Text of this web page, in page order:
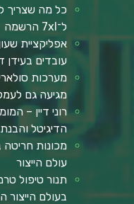
כל מה שצריך
ל־7xl הרשמה
אפליקציית
עובדים בעידן
מערכות
מגיעה גם
רוני דיין –
הדיגיטל
מכונות חריטה
עולם הייצור
תנור טיפול
בעולם הייצור